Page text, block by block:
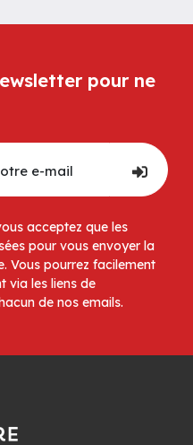
pour ne
acceptez que les
pour vous envoyer la
Vous pourrez facilement
via les liens de
de nos emails.